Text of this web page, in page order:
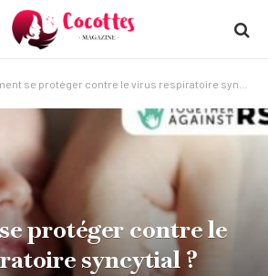
se protéger contre le virus respiratoire syncytial ?
protéger contre le
syncytial ?